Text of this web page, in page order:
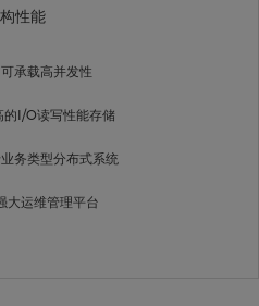
性能
可承载高并发性
的I/O读写性能存储
务类型分布式系统
大运维管理平台